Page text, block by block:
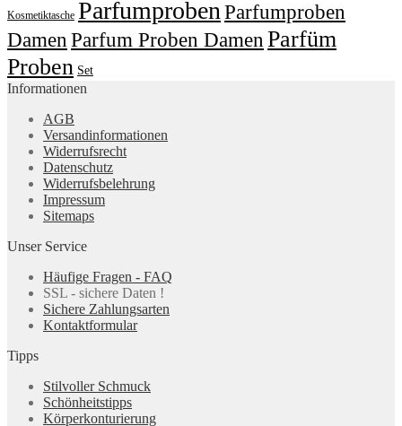
Kosmetiktasche ParfumprobenParfumproben
Damen Parfum Proben Damen Parfüm
Proben Set
Informationen
AGB
Versandinformationen
Widerrufsrecht
Datenschutz
Widerrufsbelehrung
Impressum
Sitemaps
Unser Service
Häufige Fragen - FAQ
SSL - sichere Daten !
Sichere Zahlungsarten
Kontaktformular
Tipps
Stilvoller Schmuck
Schönheitstipps
Körperkonturierung